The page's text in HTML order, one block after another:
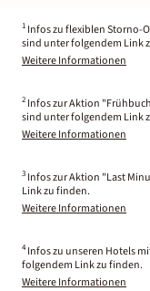
1 Infos zu flexiblen Storno-
sind unter folgendem Link
Weitere Informationen
2 Infos zur Aktion
sind unter folgendem Link
Weitere Informationen
3 Infos zur Aktion "Last
Link zu finden.
Weitere Informationen
4 Infos zu unseren Hotels
folgendem Link zu finden.
Weitere Informationen